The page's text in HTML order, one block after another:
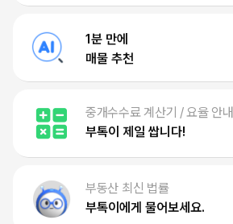
1분 만에
매물 추천
중개수수료 계산기 / 요율 안내
부톡이 제일 쌉니다!
부동산 최신 법률
부톡이에게 물어보세요.